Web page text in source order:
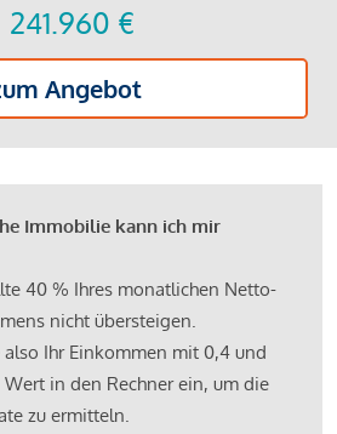
241.960 €
Angebot
Immobilie kann ich mir
40 % Ihres monatlichen Netto-
nicht übersteigen.
Ihr Einkommen mit 0,4 und
in den Rechner ein, um die
zu ermitteln.